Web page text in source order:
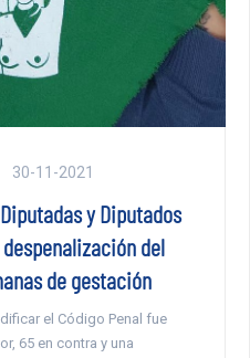
30-11-2021
y Diputados
del
de gestación
el Código Penal fue
65 en contra y una